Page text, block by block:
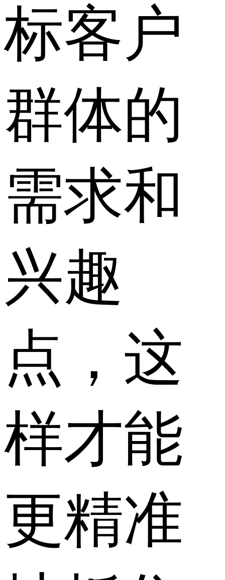
标客户
群体的
需求和
兴趣
点，这
样才能
更精准